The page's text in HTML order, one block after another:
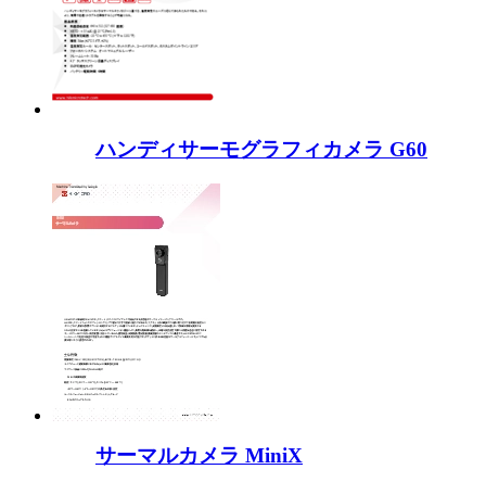
ハンディサーモグラフィカメラ G60
サーマルカメラ MiniX